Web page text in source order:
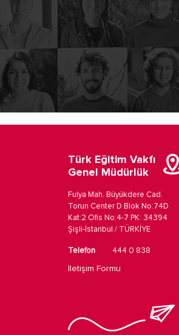
Türk Eğitim Vakfı
Genel Müdürlük
Fulya Mah. Büyükdere Cad.
Torun Center D Blok No:74D
Kat:2 Ofis No:4-7 PK: 34394
Şişli-İstanbul / TÜRKİYE
Telefon 444 0 838
İletişim Formu